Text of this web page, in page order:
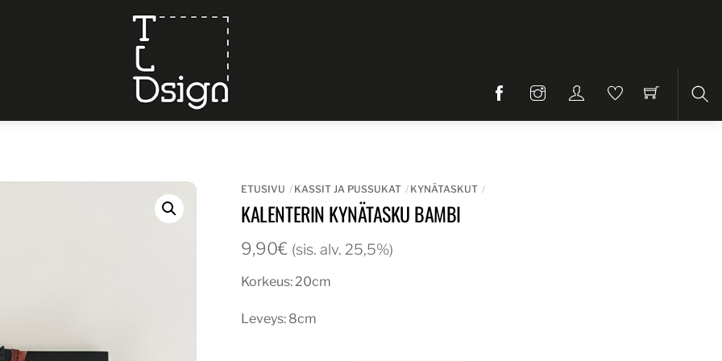
ETUSIVU KASSIT JA PUSSUKAT KYNÄTASKUT
KALENTERIN KYNÄTASKU BAMBI
9,90€ (sis. alv. 25,5%)
Korkeus: 20cm
Leveys: 8cm